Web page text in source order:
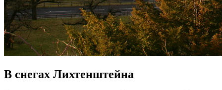
В снегах Лихтенштейна